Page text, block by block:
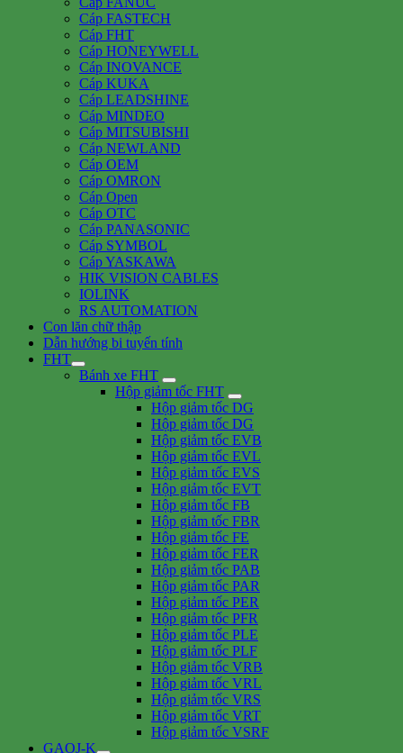
Cáp FASTECH
Cáp FHT
Cáp HONEYWELL
Cáp INOVANCE
Cáp KUKA
Cáp LEADSHINE
Cáp MINDEO
Cáp MITSUBISHI
Cáp NEWLAND
Cáp OEM
Cáp OMRON
Cáp Open
Cáp OTC
Cáp PANASONIC
Cáp SYMBOL
Cáp YASKAWA
HIK VISION CABLES
IOLINK
RS AUTOMATION
Con lăn chữ thập
Dẫn hướng bi tuyến tính
FHT
Bánh xe FHT
Hộp giảm tốc FHT
Hộp giảm tốc DG
Hộp giảm tốc DG
Hộp giảm tốc EVB
Hộp giảm tốc EVL
Hộp giảm tốc EVS
Hộp giảm tốc EVT
Hộp giảm tốc FB
Hộp giảm tốc FBR
Hộp giảm tốc FE
Hộp giảm tốc FER
Hộp giảm tốc PAB
Hộp giảm tốc PAR
Hộp giảm tốc PER
Hộp giảm tốc PFR
Hộp giảm tốc PLE
Hộp giảm tốc PLF
Hộp giảm tốc VRB
Hộp giảm tốc VRL
Hộp giảm tốc VRS
Hộp giảm tốc VRT
Hộp giảm tốc VSRF
GAOJ-K